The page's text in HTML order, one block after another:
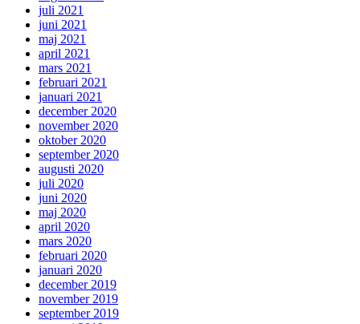
juli 2021
juni 2021
maj 2021
april 2021
mars 2021
februari 2021
januari 2021
december 2020
november 2020
oktober 2020
september 2020
augusti 2020
juli 2020
juni 2020
maj 2020
april 2020
mars 2020
februari 2020
januari 2020
december 2019
november 2019
september 2019